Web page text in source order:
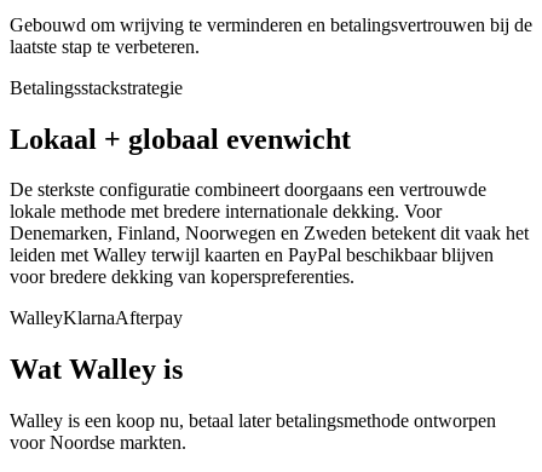
Gebouwd om wrijving te verminderen en betalingsvertrouwen bij de
laatste stap te verbeteren.
Betalingsstackstrategie
Lokaal + globaal evenwicht
De sterkste configuratie combineert doorgaans een vertrouwde
lokale methode met bredere internationale dekking. Voor
Denemarken, Finland, Noorwegen en Zweden betekent dit vaak het
leiden met Walley terwijl kaarten en PayPal beschikbaar blijven
voor bredere dekking van koperspreferenties.
WalleyKlarnaAfterpay
Wat Walley is
Walley is een koop nu, betaal later betalingsmethode ontworpen
voor Noordse markten.